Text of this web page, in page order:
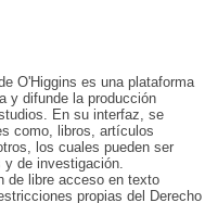
O'Higgins es una plataforma
y difunde la producción
En su interfaz, se
como, libros, artículos
los cuales pueden ser
de investigación.
de libre acceso en texto
propias del Derecho